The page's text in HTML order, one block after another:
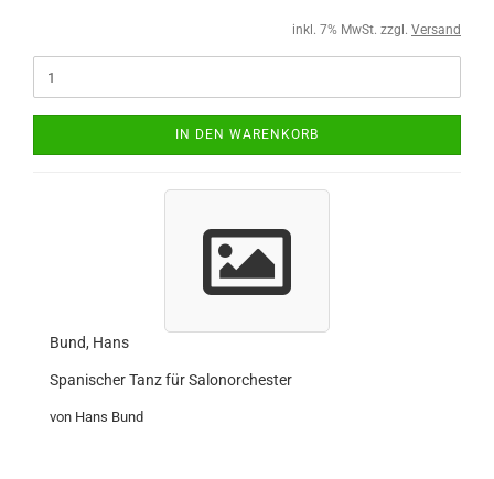
inkl. 7% MwSt. zzgl. Versand
IN DEN WARENKORB
Bund, Hans
Spanischer Tanz für Salonorchester
von Hans Bund